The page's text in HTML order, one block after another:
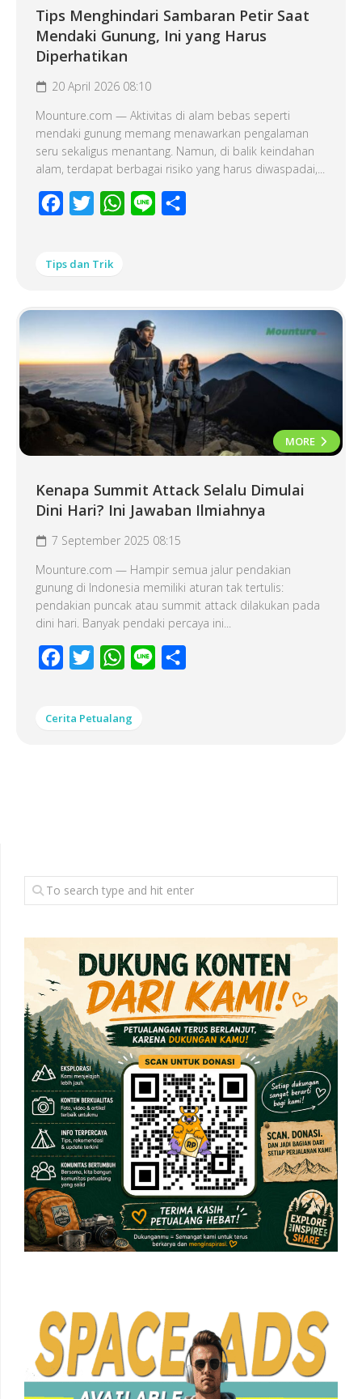
Tips Menghindari Sambaran Petir Saat
Mendaki Gunung, Ini yang Harus
Diperhatikan
20 April 2026 08:10
Mounture.com — Aktivitas di alam bebas seperti
mendaki gunung memang menawarkan pengalaman
seru sekaligus menantang. Namun, di balik keindahan
alam, terdapat berbagai risiko yang harus diwaspadai,...
Facebook
Twitter WhatsApp
Line
Tips dan Trik
MORE
Kenapa Summit Attack Selalu Dimulai
Dini Hari? Ini Jawaban Ilmiahnya
7 September 2025 08:15
Mounture.com — Hampir semua jalur pendakian
gunung di Indonesia memiliki aturan tak tertulis:
pendakian puncak atau summit attack dilakukan pada
dini hari. Banyak pendaki percaya ini...
Facebook
Twitter WhatsApp
Line
Cerita Petualang